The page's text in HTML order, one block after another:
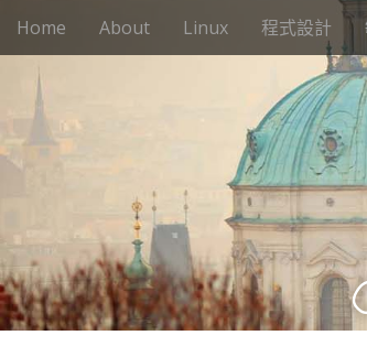
M
e
i
c
n
t
Home About Linux 程式設計